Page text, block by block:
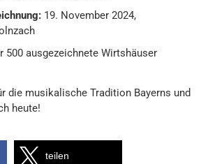
19. November 2024,
500 ausgezeichnete Wirtshäuser
die musikalische Tradition Bayerns und
heute!
teilen